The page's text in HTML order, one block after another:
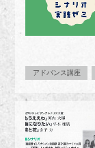
アドバンス講座